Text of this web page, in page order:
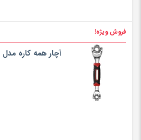
فروش ویژه!
آچار همه کاره مدل Tiger Wrench